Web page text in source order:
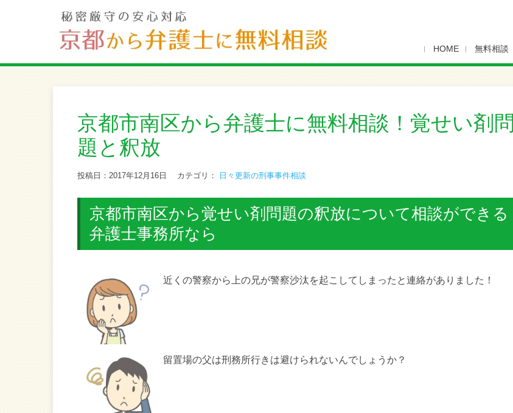
HOME 無料相談
京都市南区から弁護士に無料相談！覚せい剤問
題と釈放
投稿日：2017年12月16日 カテゴリ： 日々更新の刑事事件相談
京都市南区から覚せい剤問題の釈放について相談ができる
弁護士事務所なら
近くの警察から上の兄が警察沙汰を起こしてしまったと連絡がありました！
留置場の父は刑務所行きは避けられないんでしょうか？